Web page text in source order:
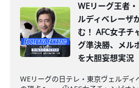
WEリーグ王者
ルディベレーザ
む！ AFC女子チ
グ準決勝、メル
を大胆妄想実況
WEリーグの日テレ・東京ヴェルディ